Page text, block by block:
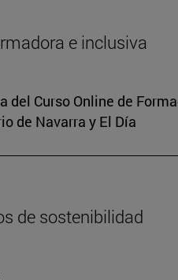
e inclusiva
Curso Online de
de Navarra y El Día
de sostenibilidad